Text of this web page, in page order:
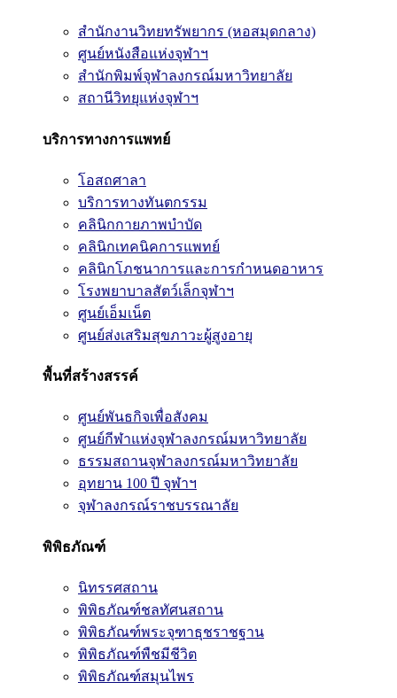
สำนักงานวิทยทรัพยากร (หอสมุดกลาง)
ศูนย์หนังสือแห่งจุฬาฯ
สำนักพิมพ์จุฬาลงกรณ์มหาวิทยาลัย
สถานีวิทยุแห่งจุฬาฯ
บริการทางการแพทย์
โอสถศาลา
บริการทางทันตกรรม
คลินิกกายภาพบำบัด
คลินิกเทคนิคการแพทย์
คลินิกโภชนาการและการกำหนดอาหาร
โรงพยาบาลสัตว์เล็กจุฬาฯ
ศูนย์เอ็มเน็ต
ศูนย์ส่งเสริมสุขภาวะผู้สูงอายุ
พื้นที่สร้างสรรค์
ศูนย์พันธกิจเพื่อสังคม
ศูนย์กีฬาแห่งจุฬาลงกรณ์มหาวิทยาลัย
ธรรมสถานจุฬาลงกรณ์มหาวิทยาลัย
อุทยาน 100 ปี จุฬาฯ
จุฬาลงกรณ์ราชบรรณาลัย
พิพิธภัณฑ์
นิทรรศสถาน
พิพิธภัณฑ์ชลทัศนสถาน
พิพิธภัณฑ์พระจุฑาธุชราชฐาน
พิพิธภัณฑ์พืชมีชีวิต
พิพิธภัณฑ์สมุนไพร